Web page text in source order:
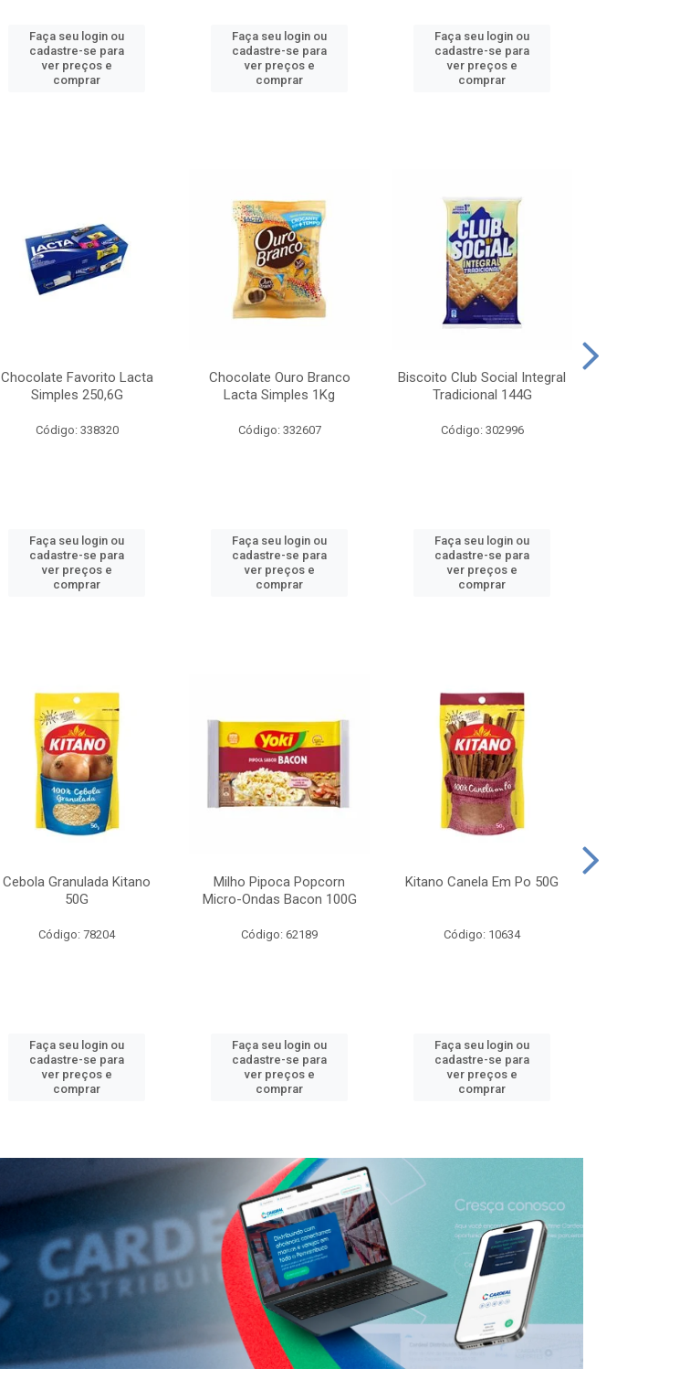
Faça seu login ou
cadastre-se para
ver preços e
comprar
Faça seu login ou
cadastre-se para
ver preços e
comprar
Faça seu login ou
cadastre-se para
ver preços e
comprar
Chocolate Favorito Lacta
Simples 250,6G
Código: 338320
Faça seu login ou
cadastre-se para
ver preços e
comprar
Chocolate Ouro Branco
Lacta Simples 1Kg
Código: 332607
Faça seu login ou
cadastre-se para
ver preços e
comprar
Biscoito Club Social Integral
Tradicional 144G
Código: 302996
Faça seu login ou
cadastre-se para
ver preços e
comprar
Cebola Granulada Kitano
50G
Código: 78204
Faça seu login ou
cadastre-se para
ver preços e
comprar
Milho Pipoca Popcorn
Micro-Ondas Bacon 100G
Código: 62189
Faça seu login ou
cadastre-se para
ver preços e
comprar
Kitano Canela Em Po 50G
Código: 10634
Faça seu login ou
cadastre-se para
ver preços e
comprar